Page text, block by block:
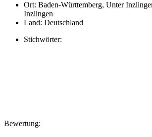
Ort: Baden-Württemberg, Unter
Inzlingen
Land: Deutschland
Stichwörter:
Bewertung: